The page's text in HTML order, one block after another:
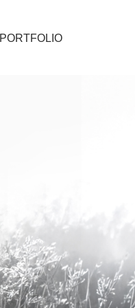
PORTFOLIO